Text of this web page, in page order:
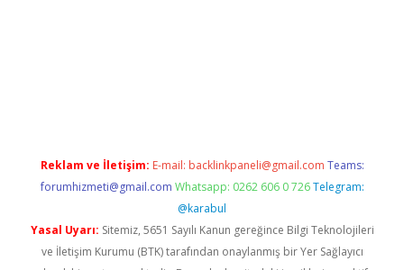
Reklam ve İletişim: E-mail: backlinkpaneli@gmail.com Teams:
forumhizmeti@gmail.com Whatsapp: 0262 606 0 726 Telegram:
@karabul
Yasal Uyarı: Sitemiz, 5651 Sayılı Kanun gereğince Bilgi Teknolojileri
ve İletişim Kurumu (BTK) tarafından onaylanmış bir Yer Sağlayıcı